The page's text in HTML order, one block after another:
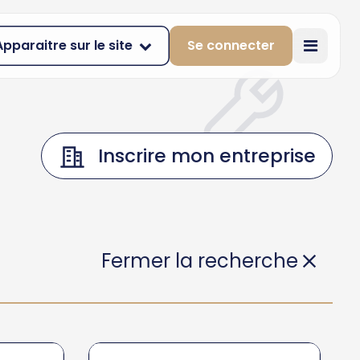
sur le site Se connecter
Inscrire mon entreprise
Fermer la recherche